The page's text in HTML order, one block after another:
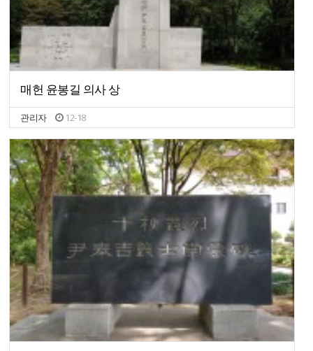
매헌 윤봉길 의사 상
관리자 12-18